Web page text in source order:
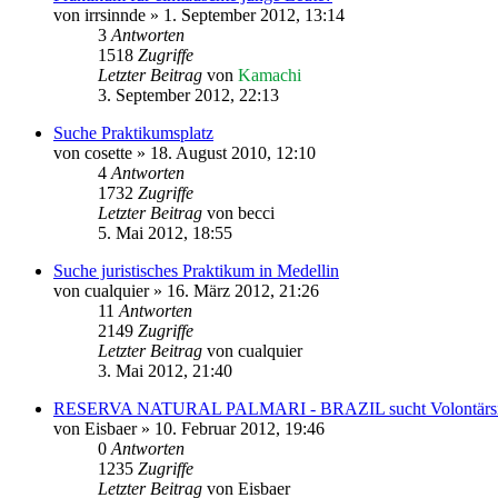
von irrsinnde » 1. September 2012, 13:14
3 Antworten
1518 Zugriffe
Letzter Beitrag von Kamachi
3. September 2012, 22:13
Suche Praktikumsplatz
von cosette » 18. August 2010, 12:10
4 Antworten
1732 Zugriffe
Letzter Beitrag von becci
5. Mai 2012, 18:55
Suche juristisches Praktikum in Medellin
von cualquier» 16. März 2012, 21:26
11 Antworten
2149 Zugriffe
Letzter Beitrag von cualquier
3. Mai 2012, 21:40
RESERVA NATURAL PALMARI - BRAZIL sucht
von Eisbaer» 10. Februar 2012, 19:46
0 Antworten
1235 Zugriffe
Letzter Beitrag von Eisbaer